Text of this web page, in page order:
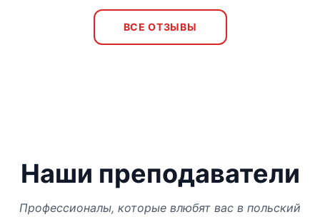
ВСЕ ОТЗЫВЫ
Наши преподаватели
Профессионалы, которые влюбят вас в польский